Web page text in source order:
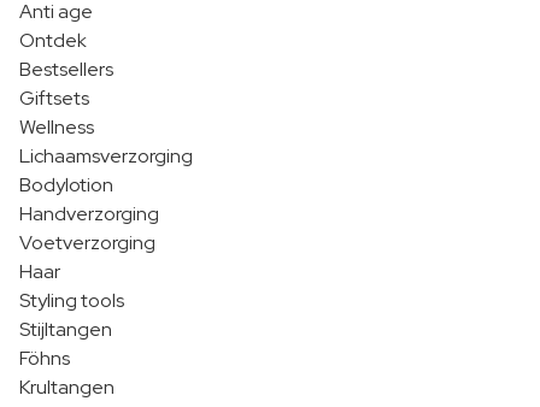
Anti age
Ontdek
Bestsellers
Giftsets
Wellness
Lichaamsverzorging
Bodylotion
Handverzorging
Voetverzorging
Haar
Styling tools
Stijltangen
Föhns
Krultangen